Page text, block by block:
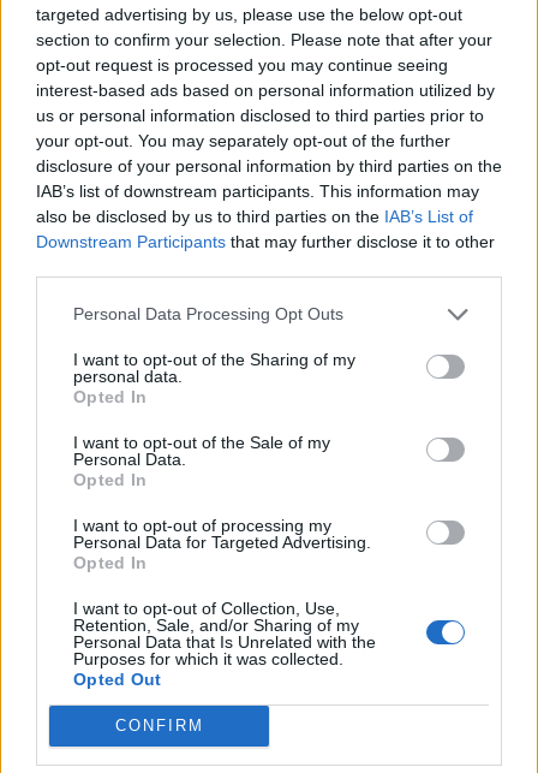
targeted advertising by us, please use the below opt-out
section to confirm your selection. Please note that after your
opt-out request is processed you may continue seeing
interest-based ads based on personal information utilized by
us or personal information disclosed to third parties prior to
your opt-out. You may separately opt-out of the further
disclosure of your personal information by third parties on the
IAB’s list of downstream participants. This information may
also be disclosed by us to third parties on the IAB’s List of
Downstream Participants that may further disclose it to other
Personal Data Processing Opt Outs
I want to opt-out of the Sharing of my
personal data.
Opted In
I want to opt-out of the Sale of my
Personal Data.
Opted In
I want to opt-out of processing my
Personal Data for Targeted Advertising.
Opted In
I want to opt-out of Collection, Use,
Retention, Sale, and/or Sharing of my
Personal Data that Is Unrelated with the
Purposes for which it was collected.
Opted Out
CONFIRM
Aiuti di Stato e contributi pubblici
Cestel Srl risulta beneficiaria di 8 aiuti o contributi pubblici
per un totale di 121.559 euro (2021–2026).
2026-06-09
Voucher certificazioni PMI per competitività e
sostenibilità
UNIONE REGIONALE DELLE CAMERE DI COMMERCIO
8.100 euro
2026-02-23
Voucher certificazioni PMI per competitività e
UNIONE REGIONALE DELLE CAMERE DI COMMERCIO
INDUSTRIA ARTIGIANATO AGRICOLTURA DEL
2024-10-29
Agenzia delle Entrate
25.905 euro
2023-05-31
Contributo a fondo perduto [e modifiche ai sensi
della decisione SA. 62668 e decisione C(2022) 171 final)
SA 101076)